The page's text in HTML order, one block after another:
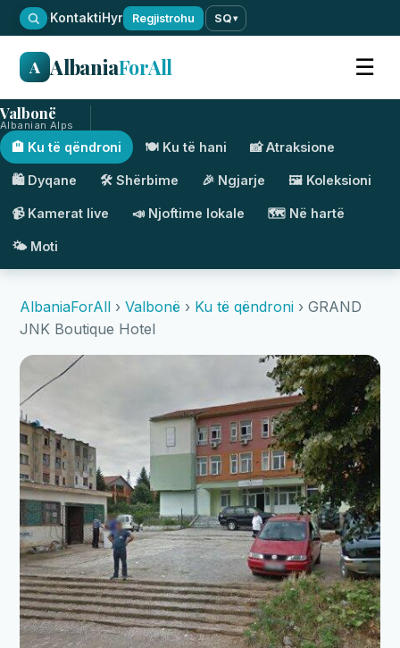
·KontaktiHyr Regjistrohu SQ▾
A AlbaniaForAll ☰
Valbonë
Albanian Alps
🏨 Ku të qëndroni 🍽️ Ku të hani 📸 Atraksione
🛍️ Dyqane 🛠️ Shërbime 🎉 Ngjarje 🖼️ Koleksioni
📹 Kamerat live 📣 Njoftime lokale 🗺️ Në hartë
🌤️ Moti
AlbaniaForAll › Valbonë › Ku të qëndroni › GRAND
JNK Boutique Hotel